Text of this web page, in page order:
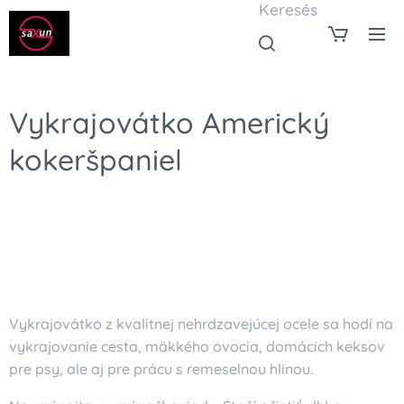
Keresés
Vykrajovátko Americký
kokeršpaniel
Vykrajovátko z kvalitnej nehrdzavejúcej ocele sa hodí na
vykrajovanie cesta, mäkkého ovocia, domácich keksov
pre psy, ale aj pre prácu s remeselnou hlinou.